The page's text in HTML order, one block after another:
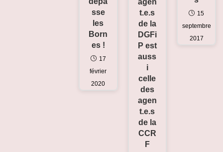
15
septembre
2017
t.e.s
de la
DGFi
P est
auss
i
celle
des
agen
t.e.s
de la
CCR
F
sse
les
Born
es !
17
février
2020